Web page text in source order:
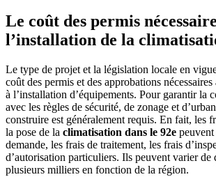
Le coût des permis
l’installation de la
Le type de projet et la législation locale en
coût des permis et des approbations
à l’installation d’équipements. Pour garantir la
avec les règles de sécurité, de zonage et
construire est généralement requis. En fait, les
la pose de la climatisation dans le 92e
demande, les frais de traitement, les frais
d’autorisation particuliers. Ils peuvent varier de
plusieurs milliers en fonction de la région.